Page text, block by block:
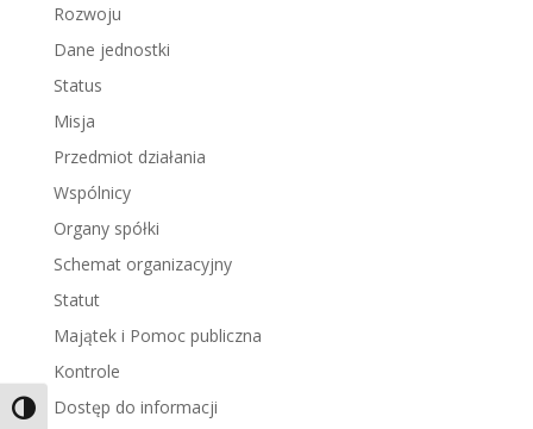
Toggle High Contrast
Rozwoju
Dane jednostki
Status
Misja
Przedmiot działania
Wspólnicy
Organy spółki
Schemat organizacyjny
Statut
Majątek i Pomoc publiczna
Kontrole
Dostęp do informacji